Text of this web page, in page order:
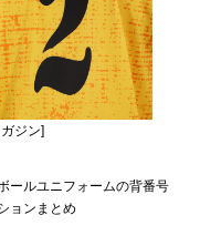
ジン]
ールユニフォームの背番号
ョンまとめ